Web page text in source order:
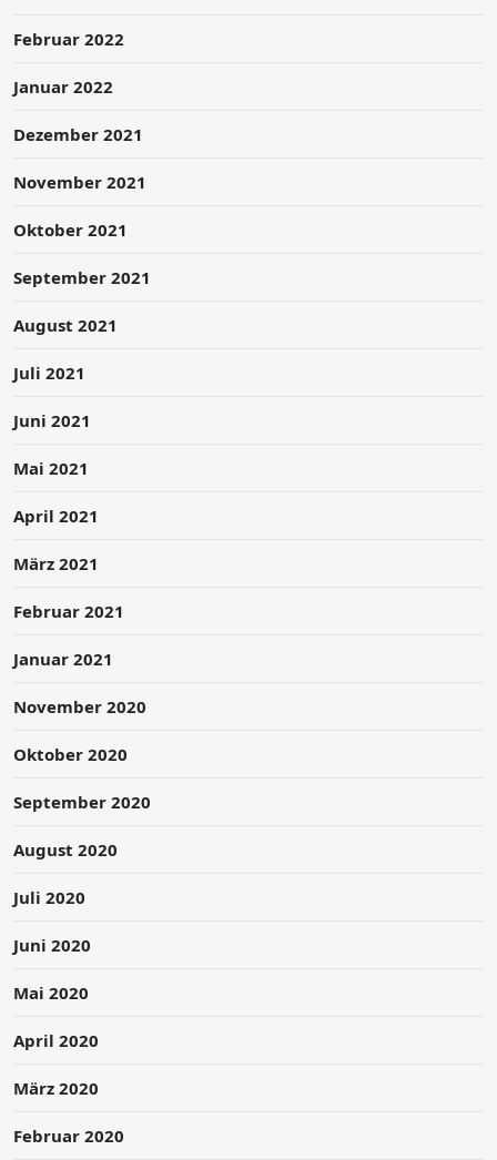
Februar 2022
Januar 2022
Dezember 2021
November 2021
Oktober 2021
September 2021
August 2021
Juli 2021
Juni 2021
Mai 2021
April 2021
März 2021
Februar 2021
Januar 2021
November 2020
Oktober 2020
September 2020
August 2020
Juli 2020
Juni 2020
Mai 2020
April 2020
März 2020
Februar 2020